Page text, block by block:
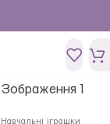
Навчальні іграшки